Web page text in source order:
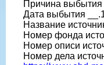
Причина выбытия
Дата выбытия
Название
Номер фонда
Номер описи
Номер дела